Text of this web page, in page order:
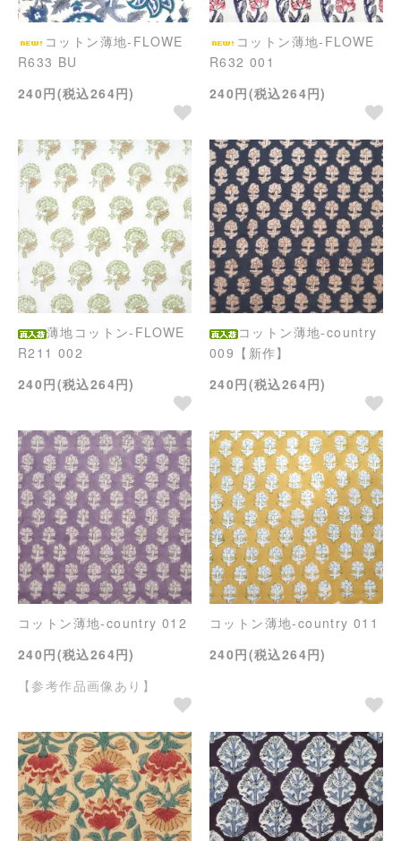
コットン薄地-FLOWE
R633 BU
240円(税込264円)
コットン薄地-FLOWE
R632 001
240円(税込264円)
薄地コットン-FLOWE
R211 002
240円(税込264円)
コットン薄地-country
009【新作】
240円(税込264円)
コットン薄地-country 012
240円(税込264円)
【参考作品画像あり】
コットン薄地-country 011
240円(税込264円)